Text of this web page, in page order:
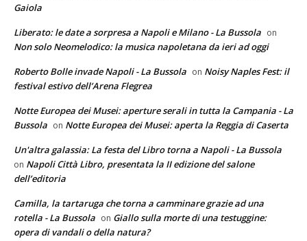
Gaiola
Liberato: le date a sorpresa a Napoli e Milano - La Bussola on
Non solo Neomelodico: la musica napoletana da ieri ad oggi
Roberto Bolle invade Napoli - La Bussola on Noisy Naples Fest: il
festival estivo dell’Arena Flegrea
Notte Europea dei Musei: aperture serali in tutta la Campania - La
Bussola on Notte Europea dei Musei: aperta la Reggia di Caserta
Un'altra galassia: La festa del Libro torna a Napoli - La Bussola
on Napoli Città Libro, presentata la II edizione del salone
dell’editoria
Camilla, la tartaruga che torna a camminare grazie ad una
rotella - La Bussola on Giallo sulla morte di una testuggine:
opera di vandali o della natura?